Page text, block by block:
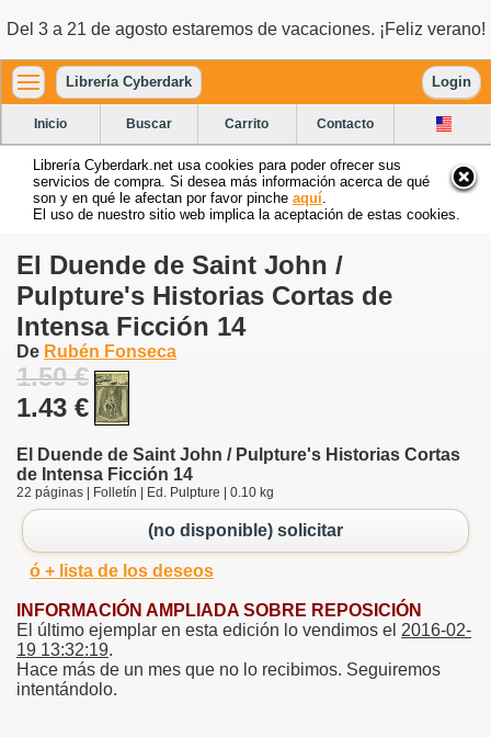
Del 3 a 21 de agosto estaremos de vacaciones. ¡Feliz verano!
Librería Cyberdark Login
Inicio Buscar Carrito Contacto
Librería Cyberdark.net usa cookies para poder ofrecer sus
servicios de compra. Si desea más información acerca de qué
son y en qué le afectan por favor pinche aquí
El uso de nuestro sitio web implica la aceptación de estas cookies.
El Duende de Saint John /
Pulpture's Historias Cortas de
Intensa Ficción 14
De Rubén Fonseca
1.50 €
1.43 €
El Duende de Saint John / Pulpture's Historias Cortas
de Intensa Ficción 14
22 páginas | Folletín | Ed. Pulpture | 0.10 kg
(no disponible) solicitar
ó + lista de los deseos
INFORMACIÓN AMPLIADA SOBRE REPOSICIÓN
El último ejemplar en esta edición lo vendimos el 2016-02-
19 13:32:19.
Hace más de un mes que no lo recibimos. Seguiremos
intentándolo.